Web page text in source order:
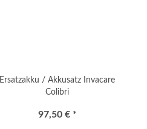
Ersatzakku / Akkusatz Invacare
Colibri
97,50 € *